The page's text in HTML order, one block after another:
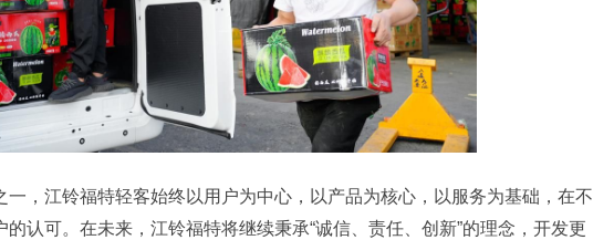
，江铃福特轻客始终以用户为中心，以产品为核心，以服务为基础，在不
认可。在未来，江铃福特将继续秉承“诚信、责任、创新”的理念，开发更